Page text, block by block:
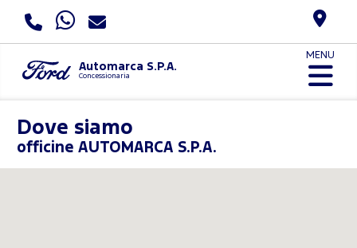
Automarca S.P.A.
Concessionaria
MENU
Dove siamo
officine AUTOMARCA S.P.A.